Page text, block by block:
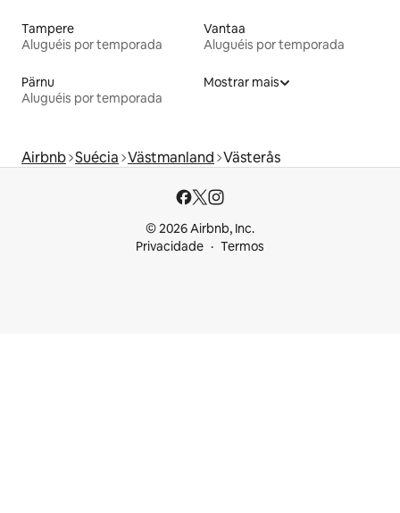
Tampere
Aluguéis por temporada
Vantaa
Aluguéis por temporada
Pärnu
Aluguéis por temporada
Mostrar mais
Airbnb Suécia Västmanland Västerås
© 2026 Airbnb, Inc.
Privacidade
Termos